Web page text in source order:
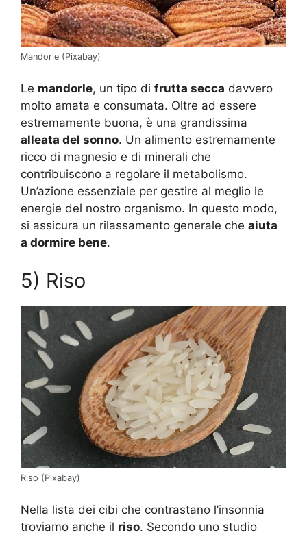
Mandorle (Pixabay)
Le mandorle, un tipo di frutta secca davvero
molto amata e consumata. Oltre ad essere
estremamente buona, è una grandissima
alleata del sonno. Un alimento estremamente
ricco di magnesio e di minerali che
contribuiscono a regolare il metabolismo.
Un’azione essenziale per gestire al meglio le
energie del nostro organismo. In questo modo,
si assicura un rilassamento generale che aiuta
a dormire bene.
5) Riso
Riso (Pixabay)
Nella lista dei cibi che contrastano l’insonnia
troviamo anche il riso. Secondo uno studio